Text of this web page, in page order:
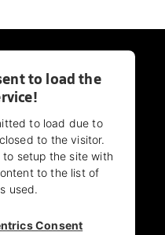
to load the
to load due to
to the visitor.
setup the site with
to the list of
used.
Consent